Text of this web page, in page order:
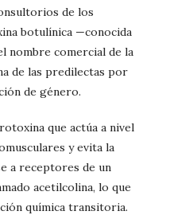
de los
botulínica —conocida
nombre comercial de la
de las predilectas por
de género.
que actúa a nivel
y evita la
a receptores de un
acetilcolina, lo que
química transitoria.